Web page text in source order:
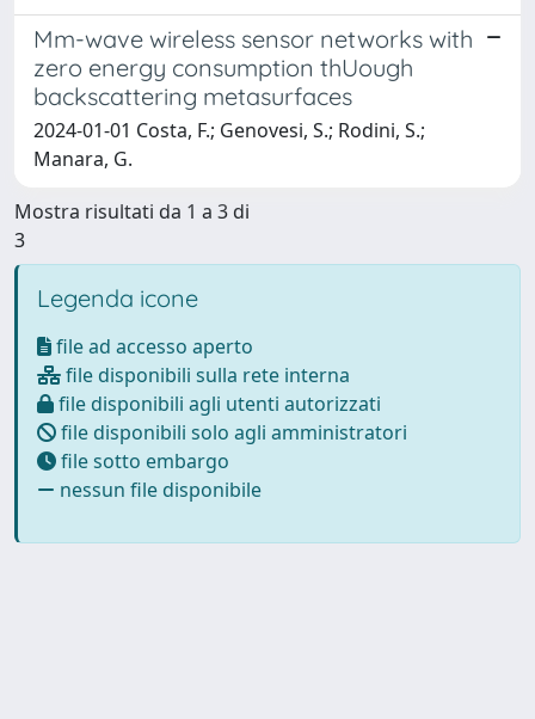
Mm-wave wireless sensor networks with
zero energy consumption thUough
backscattering metasurfaces
2024-01-01 Costa, F.; Genovesi, S.; Rodini, S.;
Manara, G.
Mostra risultati da 1 a 3 di
3
Legenda icone
file ad accesso aperto
file disponibili sulla rete interna
file disponibili agli utenti autorizzati
file disponibili solo agli amministratori
file sotto embargo
nessun file disponibile